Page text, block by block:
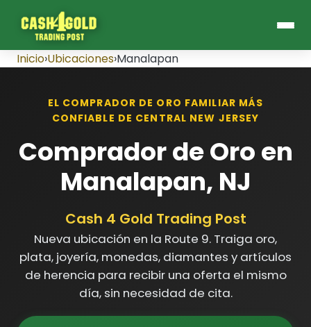
Inicio›Ubicaciones›Manalapan
EL COMPRADOR DE ORO FAMILIAR MÁS
CONFIABLE DE CENTRAL NEW JERSEY
Comprador de Oro en
Manalapan, NJ
Cash 4 Gold Trading Post
Nueva ubicación en la Route 9. Traiga oro,
plata, joyería, monedas, diamantes y artículos
de herencia para recibir una oferta el mismo
día, sin necesidad de cita.